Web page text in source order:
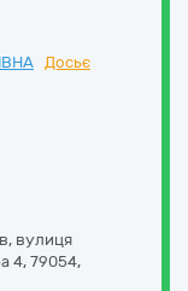
Досьє
вулиця
4, 79054,